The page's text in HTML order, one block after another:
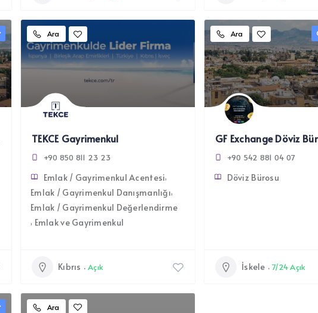
Ara
TEKCE Gayrimenkul
+90 850 811 23 23
Emlak / Gayrimenkul Acentesi
Emlak / Gayrimenkul Danışmanlığı
Emlak / Gayrimenkul Değerlendirme
Emlak ve Gayrimenkul
Kıbrıs Açık
Ara
GF Exchange Döviz
+90 542 881 04 07
Döviz Bürosu
İskele 7/24 Açık
Ara